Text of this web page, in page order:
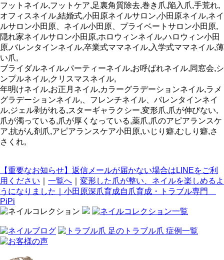
フットネイル,フットケア,足裏角質除去,巻き爪,陥入爪,手荒れ,
オフィスネイル,結婚式,小田原ネイルサロン,小田原ネイル,ネイ
ルサロン小田原、ネイル小田原、プライベートサロン小田原,
隠れ家ネイルサロン小田原,ホロウィンネイル,ハロウィン小田
原,バレンタインネイル,卒業式ママネイル,入学式ママネイル,薄
い爪,
ブライダルネイル,パーティーネイル,お呼ばれネイル,同窓会,シ
ンプルネイル,クリスマスネイル,
年明けネイル,お正月ネイル,カラーグラデーションネイル,ラメ
グラデーションネイル,、フレンチネイル、バレンタインネイ
ル,ジェル剥がれる,スターギャラクシー,変形爪,爪が伸びない,
爪が濁っている,爪が厚くなっている,薬爪,爪のアピアランスケ
ア,抗がん剤爪,アピアランスケア小田原,いじり癖,むしり癖,さ
さくれ,
【重要なお知らせ】返信メールが届かない場合はLINEをご利
用ください
一覧へ
変形した爪が整い、ネイルを楽しめるよ
うになりました｜小田原深爪育成自爪育成・トラブル専門
PiPi